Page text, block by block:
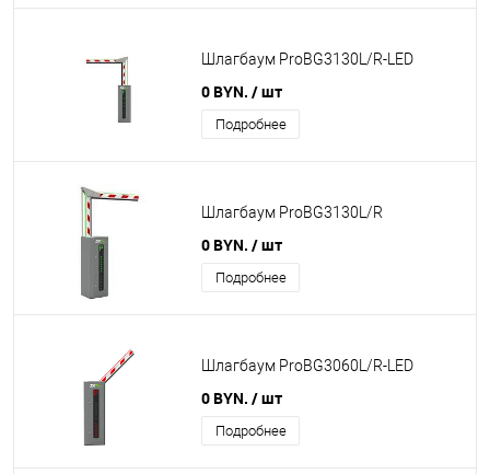
Шлагбаум ProBG3130L/R-LED
0 BYN. / шт
Подробнее
Шлагбаум ProBG3130L/R
0 BYN. / шт
Подробнее
Шлагбаум ProBG3060L/R-LED
0 BYN. / шт
Подробнее